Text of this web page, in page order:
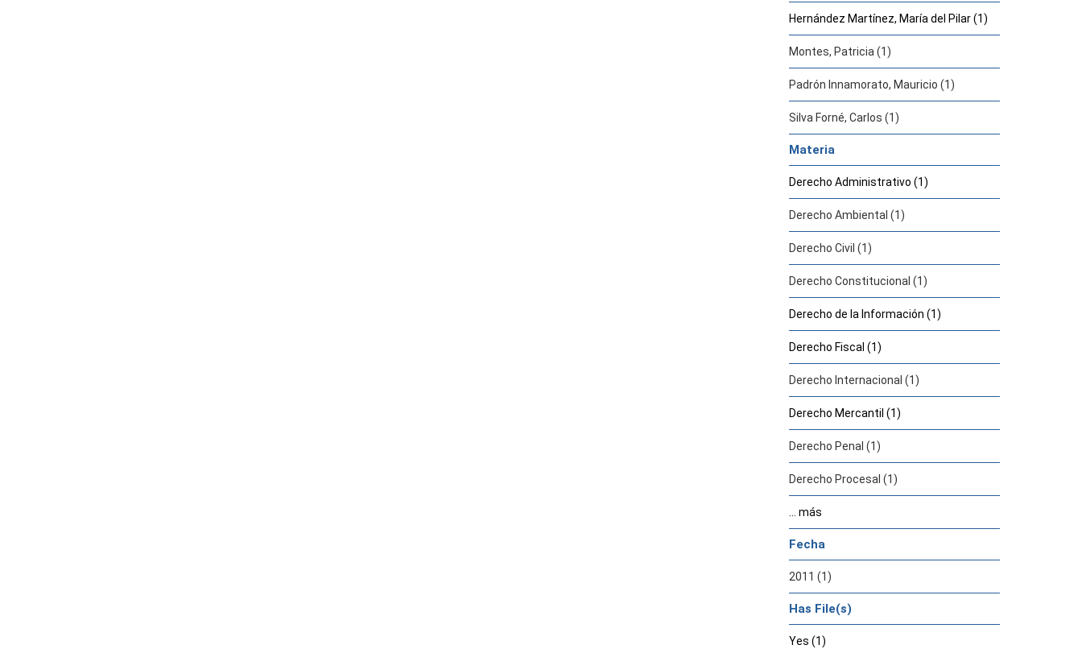
Hernández Martínez, María del Pilar (1)
Montes, Patricia (1)
Padrón Innamorato, Mauricio (1)
Silva Forné, Carlos (1)
Materia
Derecho Administrativo (1)
Derecho Ambiental (1)
Derecho Civil (1)
Derecho Constitucional (1)
Derecho de la Información (1)
Derecho Fiscal (1)
Derecho Internacional (1)
Derecho Mercantil (1)
Derecho Penal (1)
Derecho Procesal (1)
... más
Fecha
2011 (1)
Has File(s)
Yes (1)